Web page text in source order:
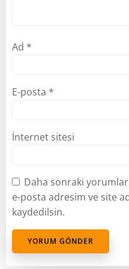
Ad *
E-posta *
İnternet sitesi
Daha sonraki
e-posta adresim ve site
kaydedilsin.